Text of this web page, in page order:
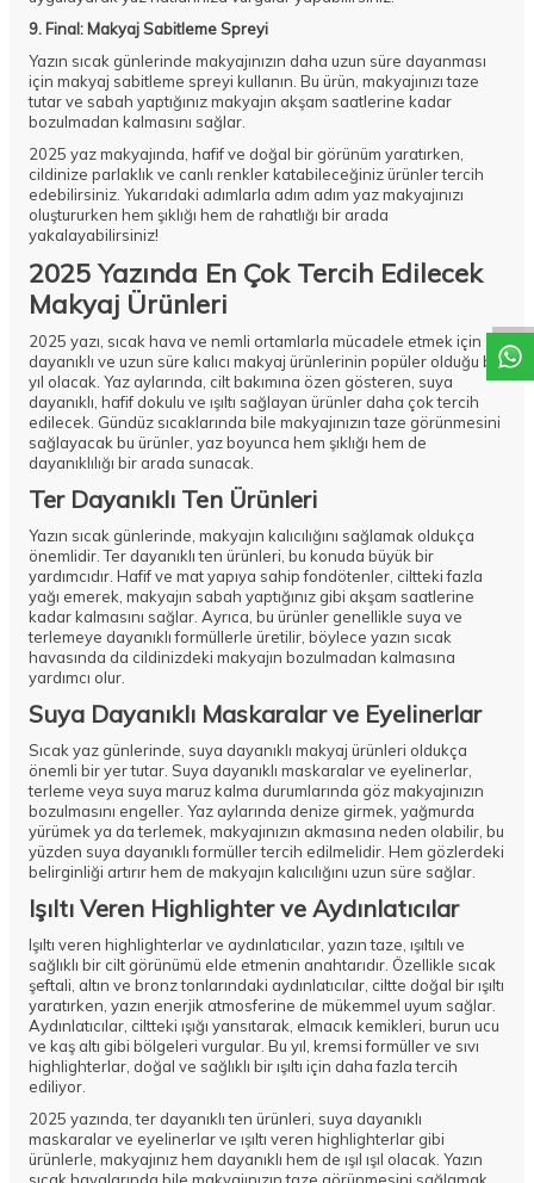
9. Final: Makyaj Sabitleme Spreyi
Yazın sıcak günlerinde makyajınızın daha uzun süre dayanması
için makyaj sabitleme spreyi kullanın. Bu ürün, makyajınızı taze
tutar ve sabah yaptığınız makyajın akşam saatlerine kadar
bozulmadan kalmasını sağlar.
2025 yaz makyajında, hafif ve doğal bir görünüm yaratırken,
cildinize parlaklık ve canlı renkler katabileceğiniz ürünler tercih
edebilirsiniz. Yukarıdaki adımlarla adım adım yaz makyajınızı
oluştururken hem şıklığı hem de rahatlığı bir arada
yakalayabilirsiniz!
2025 Yazında En Çok Tercih Edilecek
Makyaj Ürünleri
2025 yazı, sıcak hava ve nemli ortamlarla mücadele etmek için
dayanıklı ve uzun süre kalıcı makyaj ürünlerinin popüler olduğu bir
yıl olacak. Yaz aylarında, cilt bakımına özen gösteren, suya
dayanıklı, hafif dokulu ve ışıltı sağlayan ürünler daha çok tercih
edilecek. Gündüz sıcaklarında bile makyajınızın taze görünmesini
sağlayacak bu ürünler, yaz boyunca hem şıklığı hem de
dayanıklılığı bir arada sunacak.
Ter Dayanıklı Ten Ürünleri
Yazın sıcak günlerinde, makyajın kalıcılığını sağlamak oldukça
önemlidir. Ter dayanıklı ten ürünleri, bu konuda büyük bir
yardımcıdır. Hafif ve mat yapıya sahip fondötenler, ciltteki fazla
yağı emerek, makyajın sabah yaptığınız gibi akşam saatlerine
kadar kalmasını sağlar. Ayrıca, bu ürünler genellikle suya ve
terlemeye dayanıklı formüllerle üretilir, böylece yazın sıcak
havasında da cildinizdeki makyajın bozulmadan kalmasına
yardımcı olur.
Suya Dayanıklı Maskaralar ve Eyelinerlar
Sıcak yaz günlerinde, suya dayanıklı makyaj ürünleri oldukça
önemli bir yer tutar. Suya dayanıklı maskaralar ve eyelinerlar,
terleme veya suya maruz kalma durumlarında göz makyajınızın
bozulmasını engeller. Yaz aylarında denize girmek, yağmurda
yürümek ya da terlemek, makyajınızın akmasına neden olabilir, bu
yüzden suya dayanıklı formüller tercih edilmelidir. Hem gözlerdeki
belirginliği artırır hem de makyajın kalıcılığını uzun süre sağlar.
Işıltı Veren Highlighter ve Aydınlatıcılar
Işıltı veren highlighterlar ve aydınlatıcılar, yazın taze, ışıltılı ve
sağlıklı bir cilt görünümü elde etmenin anahtarıdır. Özellikle sıcak
şeftali, altın ve bronz tonlarındaki aydınlatıcılar, ciltte doğal bir ışıltı
yaratırken, yazın enerjik atmosferine de mükemmel uyum sağlar.
Aydınlatıcılar, ciltteki ışığı yansıtarak, elmacık kemikleri, burun ucu
ve kaş altı gibi bölgeleri vurgular. Bu yıl, kremsi formüller ve sıvı
highlighterlar, doğal ve sağlıklı bir ışıltı için daha fazla tercih
ediliyor.
2025 yazında, ter dayanıklı ten ürünleri, suya dayanıklı
maskaralar ve eyelinerlar ve ışıltı veren highlighterlar gibi
ürünlerle, makyajınız hem dayanıklı hem de ışıl ışıl olacak. Yazın